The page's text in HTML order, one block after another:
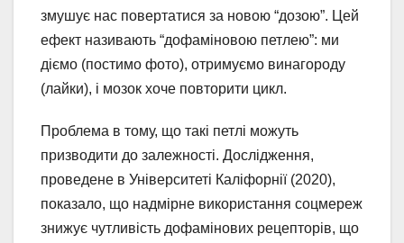
змушує нас повертатися за новою “дозою”. Цей
ефект називають “дофаміновою петлею”: ми
діємо (постимо фото), отримуємо винагороду
(лайки), і мозок хоче повторити цикл.
Проблема в тому, що такі петлі можуть
призводити до залежності. Дослідження,
проведене в Університеті Каліфорнії (2020),
показало, що надмірне використання соцмереж
знижує чутливість дофамінових рецепторів, що